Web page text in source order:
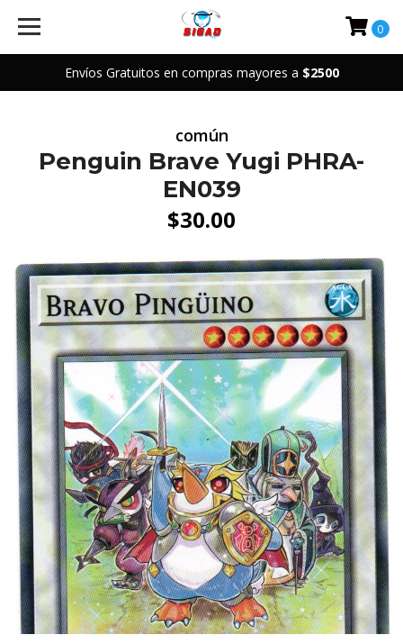
Envíos Gratuitos en compras mayores a $2500
0
común
Penguin Brave Yugi PHRA-
EN039
$30.00